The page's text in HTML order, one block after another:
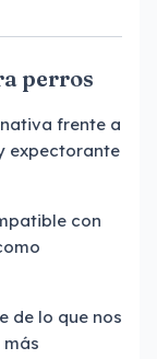
perros
frente a
expectorante
con
de lo que nos